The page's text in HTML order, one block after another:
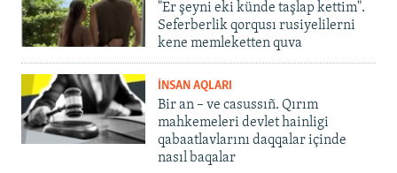
"Er şeyni eki künde taşlap kettim".
Seferberlik qorqusı rusiyelilerni
kene memleketten quva
İNSAN AQLARI
Bir an – ve casussıñ. Qırım
mahkemeleri devlet hainligi
qabaatlavlarını daqqalar içinde
nasıl baqalar